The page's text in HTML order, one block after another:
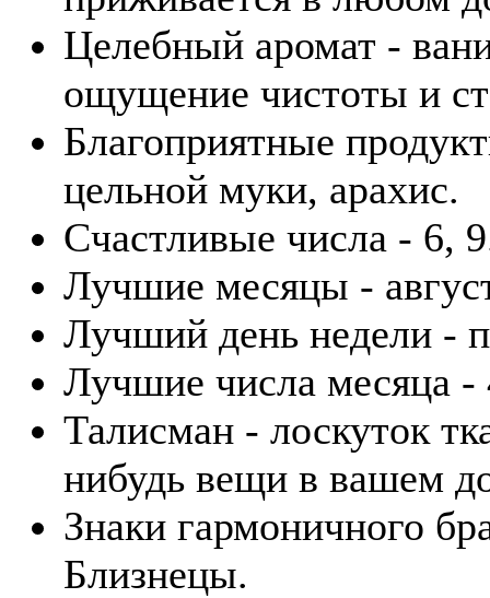
Целебный аромат -
ощущение чистоты и
Благоприятные
цельной муки, арахис.
Счастливые числа - 6,
Лучшие месяцы -
Лучший день недели -
Лучшие числа месяца -
Талисман - лоскуток
нибудь вещи в вашем
Знаки гармоничного
Близнецы.